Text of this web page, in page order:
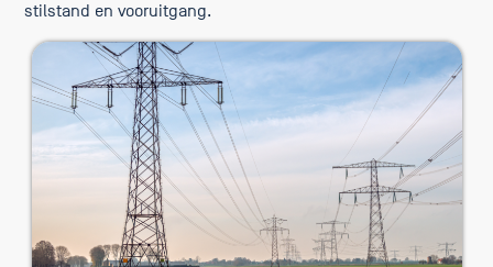
stilstand en vooruitgang.